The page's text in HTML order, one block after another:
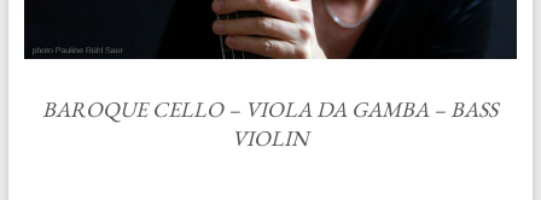
BAROQUE CELLO – VIOLA DA GAMBA – BASS
VIOLIN